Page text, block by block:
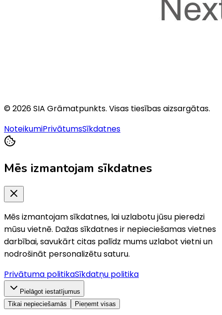
©2026SIA Grāmatpunkts. Visas tiesības aizsargātas.
NoteikumiPrivātumsSīkdatnes
Mēs izmantojam sīkdatnes
Mēs izmantojam sīkdatnes, lai uzlabotu jūsu pieredzi
mūsu vietnē. Dažas sīkdatnes ir nepieciešamas vietnes
darbībai, savukārt citas palīdz mums uzlabot vietni un
nodrošināt personalizētu saturu.
Privātuma politikaSīkdatņu politika
Pielāgot iestatījumus
Tikai nepieciešamās
Pieņemt visas